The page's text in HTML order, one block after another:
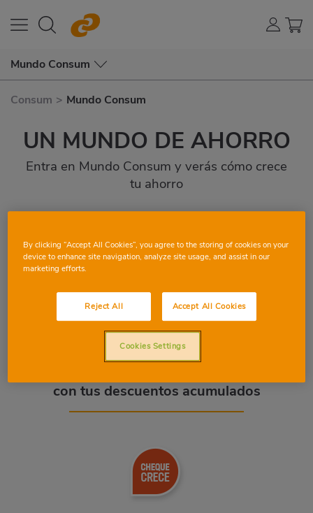
Mundo Consum
Consum > Mundo Consum
UN MUNDO DE AHORRO
Entra en Mundo Consum y verás cómo crece
tu ahorro
con tus descuentos acumulados
By clicking “Accept All Cookies”, you agree to the storing of cookies on your
device to enhance site navigation, analyze site usage, and assist in our
marketing efforts.
Reject All Accept All Cookies
Cookies Settings